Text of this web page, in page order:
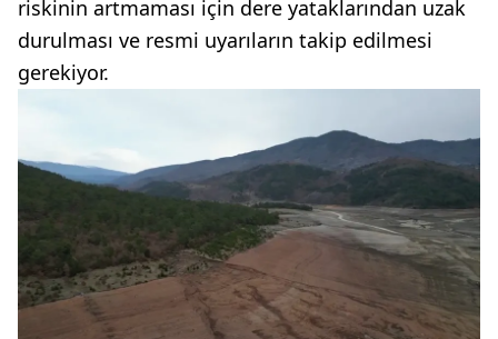
riskinin artmaması için dere yataklarından uzak
durulması ve resmi uyarıların takip edilmesi
gerekiyor.